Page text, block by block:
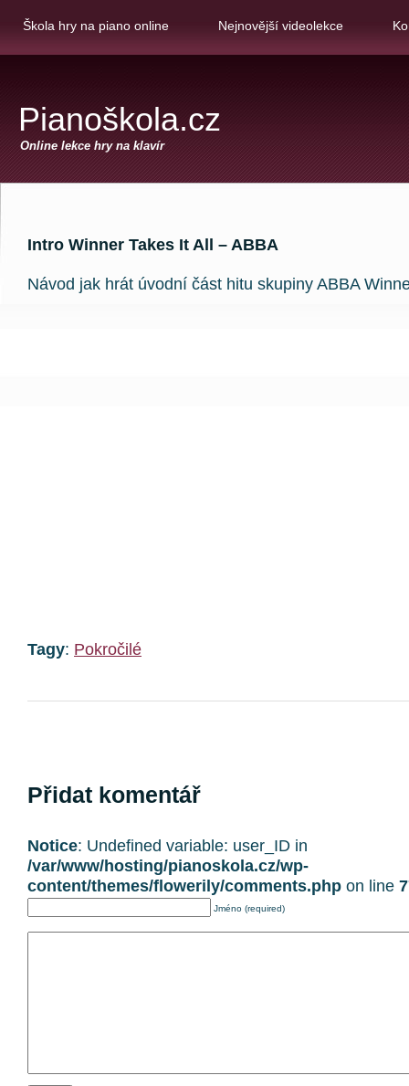
Škola hry na piano online Nejnovější videolekce
Pianoškola.cz
Online lekce hry na klavír
Intro Winner Takes It All – ABBA
Návod jak hrát úvodní část hitu skupiny ABBA
Tagy: Pokročilé
Přidat komentář
Notice: Undefined variable: user_ID in
/var/www/hosting/pianoskola.cz/wp-
content/themes/flowerily/comments.php on line
Jméno (required)